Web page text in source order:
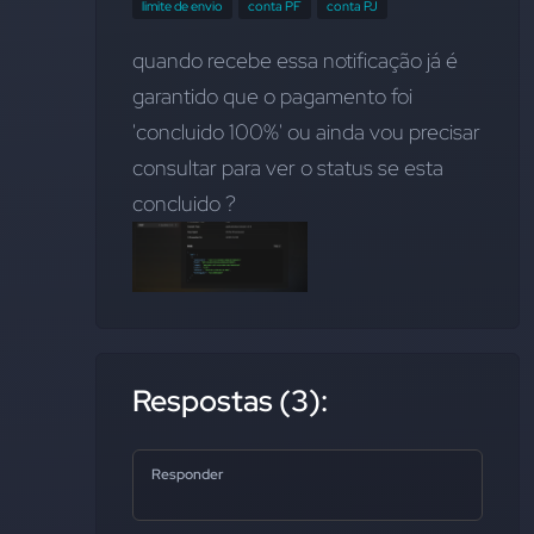
limite de envio conta PF conta PJ
quando recebe essa notificação já é
garantido que o pagamento foi
'concluido 100%' ou ainda vou precisar
consultar para ver o status se esta
concluido ?
Respostas (3):
Responder